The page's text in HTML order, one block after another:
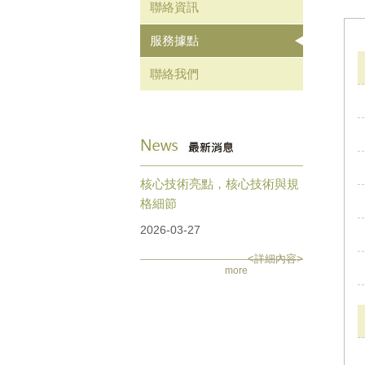
聯絡資訊
服務據點
聯絡我們
核心技術亮點，核心技術與規
格細節
2026-03-27
<詳細內容>
more